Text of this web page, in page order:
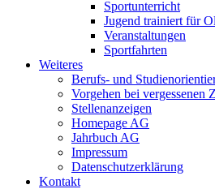
Sportunterricht
Jugend trainiert für
Veranstaltungen
Sportfahrten
Weiteres
Berufs- und
Vorgehen bei vergessenen
Stellenanzeigen
Homepage AG
Jahrbuch AG
Impressum
Datenschutzerklärung
Kontakt